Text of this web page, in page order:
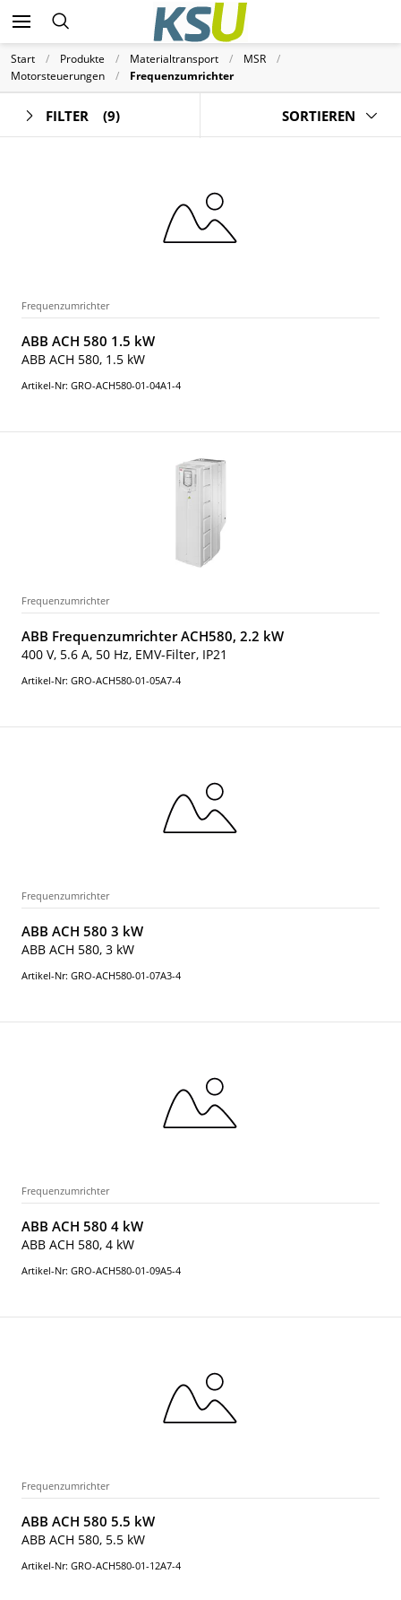
Start Produkte Materialtransport
MSR
Motorsteuerungen
Frequenzumrichter
FILTER (9) SORTIEREN
Frequenzumrichter
ABB ACH 580 1.5 kW
ABB ACH 580, 1.5 kW
Artikel-Nr: GRO-ACH580-01-04A1-4
Frequenzumrichter
ABB Frequenzumrichter ACH580, 2.2 kW
400 V, 5.6 A, 50 Hz, EMV-Filter, IP21
Artikel-Nr: GRO-ACH580-01-05A7-4
Frequenzumrichter
ABB ACH 580 3 kW
ABB ACH 580, 3 kW
Artikel-Nr: GRO-ACH580-01-07A3-4
Frequenzumrichter
ABB ACH 580 4 kW
ABB ACH 580, 4 kW
Artikel-Nr: GRO-ACH580-01-09A5-4
Frequenzumrichter
ABB ACH 580 5.5 kW
ABB ACH 580, 5.5 kW
Artikel-Nr: GRO-ACH580-01-12A7-4